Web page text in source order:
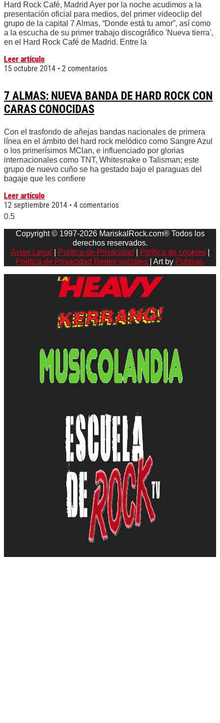
Hard Rock Café, Madrid Ayer por la noche acudimos a la
presentación oficial para medios, del primer videoclip del
grupo de la capital 7 Almas, “Donde está tu amor”, así como
a la escucha de su primer trabajo discográfico 'Nueva tierra',
en el Hard Rock Café de Madrid. Entre la
Leer artículo
15 octubre 2014
2 comentarios
7 ALMAS: NUEVA BANDA DE HARD ROCK CON
CARAS CONOCIDAS
Con el trasfondo de añejas bandas nacionales de primera
línea en el ámbito del hard rock melódico como Sangre Azul
o los primerísimos MClan, e influenciado por glorias
internacionales como TNT, Whitesnake o Talisman; este
grupo de nuevo cuño se ha gestado bajo el paraguas del
bagaje que les confiere
Leer artículo
12 septiembre 2014
4 comentarios
Copyright © 1997-2026 MariskalRock.com® Todos los
derechos reservados.
Aviso Legal
Política de Privacidad Política de cookies|
Política de Privacidad Redes sociales
| Art by Publiup.